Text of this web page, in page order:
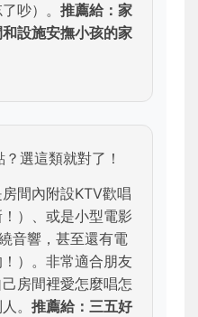
吵）。 推薦給：家
設施安撫小孩的家
選這類就對了！
間內附設KTV歡唱
）、或是小型電影
音響，甚至還有電
）。非常適合朋友
房間裡愛怎麼唱怎
。 推薦給：三五好